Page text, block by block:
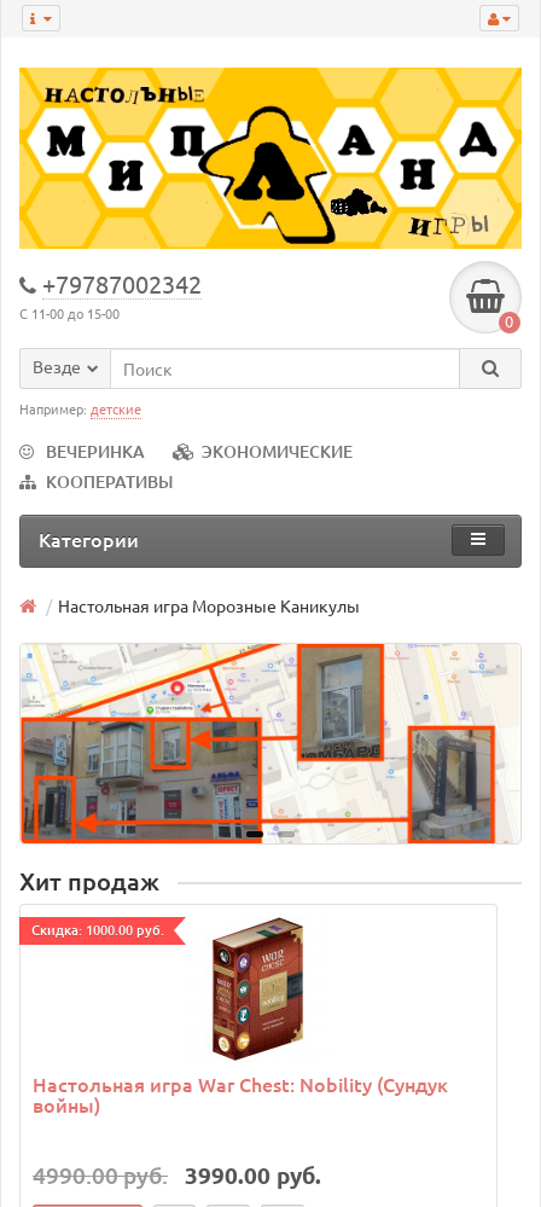
+79787002342
С 11-00 до 15-00 0
Везде
Например: детские
ВЕЧЕРИНКА
ЭКОНОМИЧЕСКИЕ
КООПЕРАТИВЫ
Категории
Настольная игра Морозные Каникулы
Хит продаж
Cкидка: 1000.00 руб.
Настольная игра War Chest: Nobility (Сундук
войны)
4990.00 руб. 3990.00 руб.